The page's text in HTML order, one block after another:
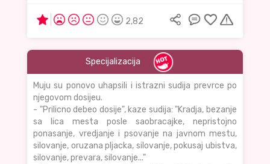
2,82
Specijalizacija
Muju su ponovo uhapsili i istrazni sudija prevrce po
njegovom dosijeu.
- "Prilicno debeo dosije", kaze sudija: "Kradja, bezanje
sa lica mesta posle saobracajke, nepristojno
ponasanje, vredjanje i psovanje na javnom mestu,
silovanje, oruzana pljacka, silovanje, pokusaj ubistva,
silovanje, prevara, silovanje..."